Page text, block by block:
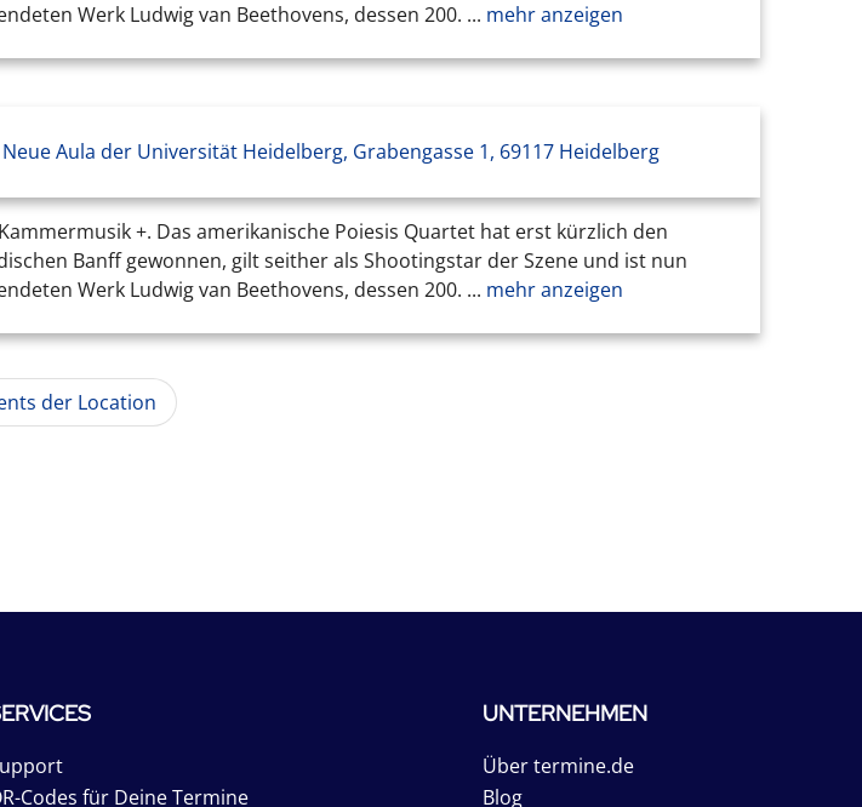
Werk Ludwig van Beethovens, dessen 200. ... mehr anzeigen
Neue Aula der Universität Heidelberg, Grabengasse 1, 69117 Heidelberg
+. Das amerikanische Poiesis Quartet hat erst kürzlich den
Banff gewonnen, gilt seither als Shootingstar der Szene und ist nun
Werk Ludwig van Beethovens, dessen 200. ... mehr anzeigen
der Location
Codes für Deine Termine
UNTERNEHMEN
Über termine.de
Blog